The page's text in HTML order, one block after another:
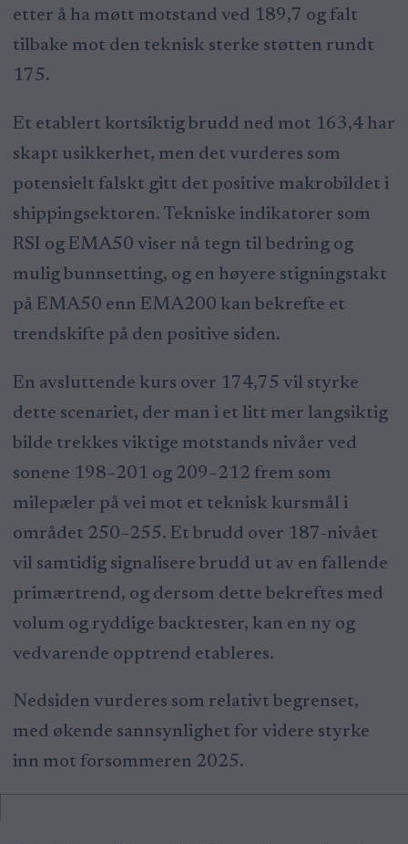
etter å ha møtt motstand ved 189,7 og falt
tilbake mot den teknisk sterke støtten rundt
175.
Et etablert kortsiktig brudd ned mot 163,4 har
skapt usikkerhet, men det vurderes som
potensielt falskt gitt det positive makrobildet i
shippingsektoren. Tekniske indikatorer som
RSI og EMA50 viser nå tegn til bedring og
mulig bunnsetting, og en høyere stigningstakt
på EMA50 enn EMA200 kan bekrefte et
trendskifte på den positive siden.
En avsluttende kurs over 174,75 vil styrke
dette scenariet, der man i et litt mer langsiktig
bilde trekkes viktige motstands nivåer ved
sonene 198–201 og 209–212 frem som
milepæler på vei mot et teknisk kursmål i
området 250–255. Et brudd over 187-nivået
vil samtidig signalisere brudd ut av en fallende
primærtrend, og dersom dette bekreftes med
volum og ryddige backtester, kan en ny og
vedvarende opptrend etableres.
Nedsiden vurderes som relativt begrenset,
med økende sannsynlighet for videre styrke
inn mot forsommeren 2025.